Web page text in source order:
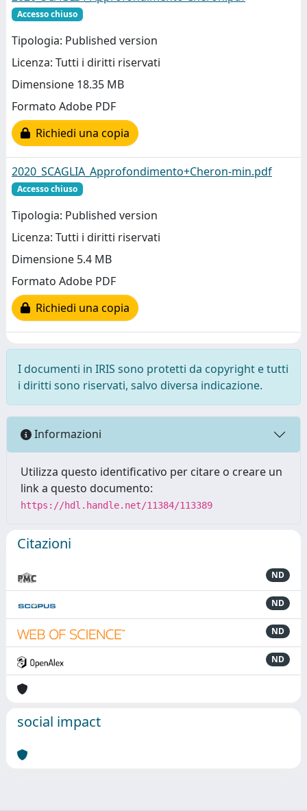
Accesso chiuso
Tipologia: Published version
Licenza: Tutti i diritti riservati
Dimensione 18.35 MB
Formato Adobe PDF
Richiedi una copia
2020_SCAGLIA_Approfondimento+Cheron-min.pdf
Accesso chiuso
Tipologia: Published version
Licenza: Tutti i diritti riservati
Dimensione 5.4 MB
Formato Adobe PDF
Richiedi una copia
I documenti in IRIS sono protetti da copyright e tutti
i diritti sono riservati, salvo diversa indicazione.
Informazioni
Utilizza questo identificativo per citare o creare un
link a questo documento:
https://hdl.handle.net/11384/113389
Citazioni
ND
ND
ND
ND
social impact